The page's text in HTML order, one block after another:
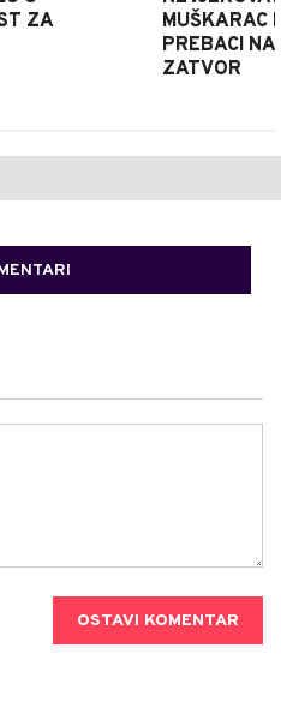
ZA
MUŠKARAC
PREBACI
ZATVOR
OSTAVI KOMENTAR